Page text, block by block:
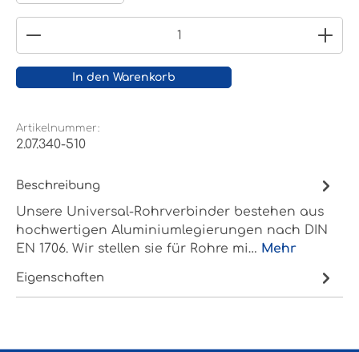
Produkt Anzahl: Gib den gewünschten Wert
In den Warenkorb
Artikelnummer:
2.07.340-510
Beschreibung
Unsere Universal-Rohrverbinder bestehen aus
hochwertigen Aluminiumlegierungen nach DIN
EN 1706. Wir stellen sie für Rohre mi… Mehr
Eigenschaften